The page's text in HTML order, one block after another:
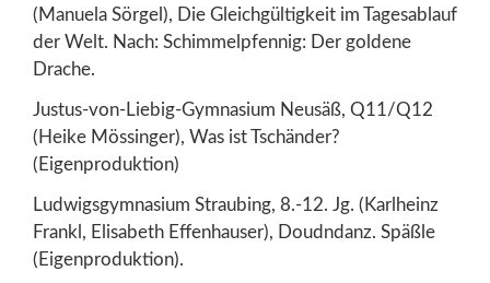
(Manuela Sörgel), Die Gleichgültigkeit im Tagesablauf
der Welt. Nach: Schimmelpfennig: Der goldene
Drache.
Justus-von-Liebig-Gymnasium Neusäß, Q11/Q12
(Heike Mössinger), Was ist Tschänder?
(Eigenproduktion)
Ludwigsgymnasium Straubing, 8.-12. Jg. (Karlheinz
Frankl, Elisabeth Effenhauser), Doudndanz. Späßle
(Eigenproduktion).